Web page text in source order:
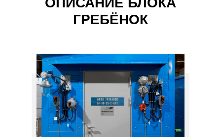
ГРЕБЁНОК